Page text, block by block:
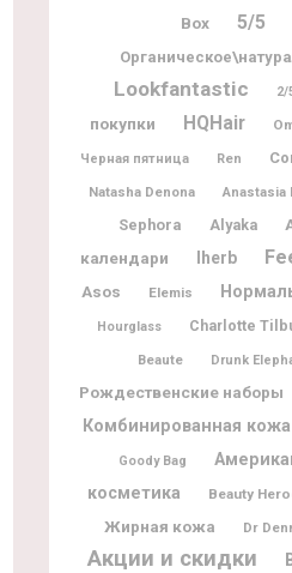
Box
5/5
Lookfantastic 2/
покупки
HQHair
Черная пятница Ren
Natasha Denona Anastasia
Sephora Alyaka
календари
Iherb
Asos Elemis
Hourglass Charlotte
Beaute
Drunk
Рождественские наборы
Комбинированная кожа
Goody Bag
косметика
Beauty
Жирная кожа Dr
Акции и скидки